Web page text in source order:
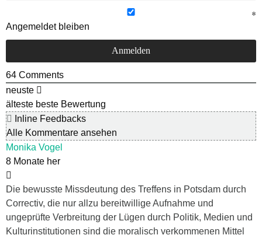
Angemeldet bleiben
64 Comments
neuste
älteste beste Bewertung
Inline Feedbacks
Alle Kommentare ansehen
Monika Vogel
8 Monate her
Die bewusste Missdeutung des Treffens in Potsdam durch
Correctiv, die nur allzu bereitwillige Aufnahme und
ungeprüfte Verbreitung der Lügen durch Politik, Medien und
Kulturinstitutionen sind die moralisch verkommenen Mittel